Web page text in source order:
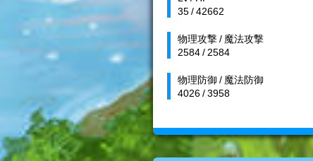
35 / 42662
物理攻撃 / 魔法攻撃
2584 / 2584
物理防御 / 魔法防御
4026 / 3958